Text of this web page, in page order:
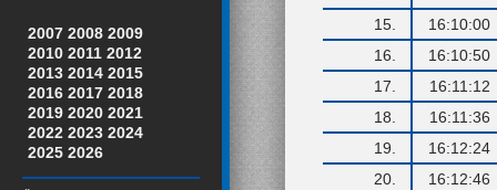
2007 2008 2009
2010 2011 2012
2013 2014 2015
2016 2017 2018
2019 2020 2021
2022 2023 2024
2025 2026
15.
16:10:00
16.
16:10:50
17.
16:11:12
18.
16:11:36
19.
16:12:24
20.
16:12:46